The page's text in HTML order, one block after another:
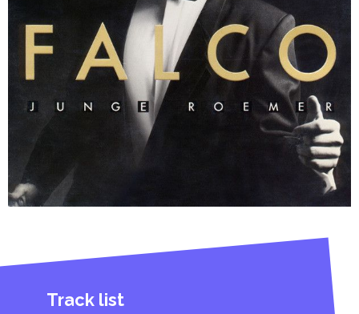
Track list